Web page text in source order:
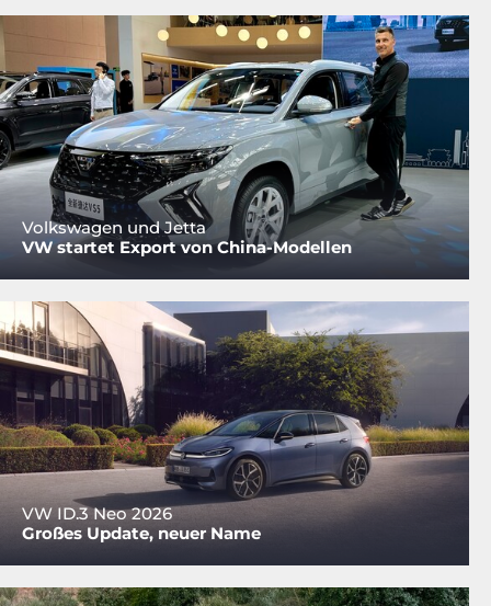
Volkswagen und Jetta
VW startet Export von China-Modellen
VW ID.3 Neo 2026
Großes Update, neuer Name